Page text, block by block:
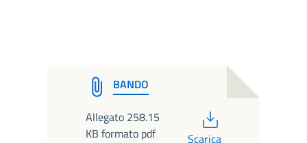
BANDO
Allegato 258.15
KB formato pdf
Scarica